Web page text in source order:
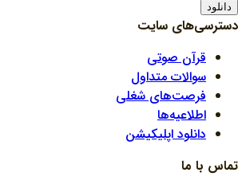
دانلود
دسترسی‌های سایت
قرآن صوتی
سوالات متداول
فرصت‌های شغلی
اطلاعیه‌ها
دانلود اپلیکیشن
تماس با ما